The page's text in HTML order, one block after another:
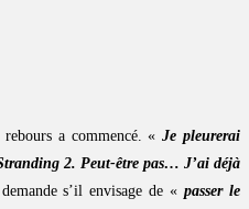
a commencé. «Je pleurerai
2. Peut-être pas… J’ai déjà
s’il envisage de «passer le